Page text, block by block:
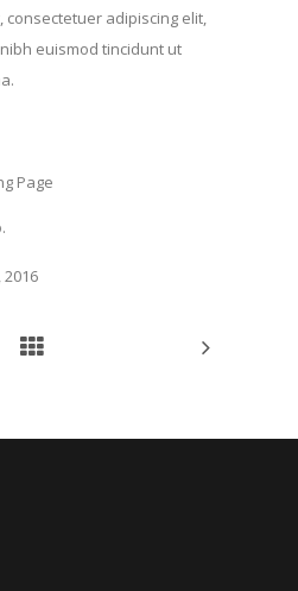
consectetuer adipiscing elit,
euismod tincidunt ut
Page
2016